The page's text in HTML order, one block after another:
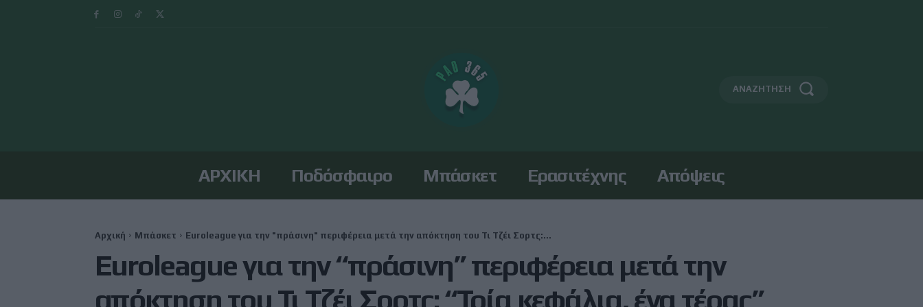
ΑΝΑΖΗΤΗΣΗ
ΑΡΧΙΚΗ Ποδόσφαιρο Μπάσκετ Ερασιτέχνης Απόψεις
Αρχική Μπάσκετ Euroleague για την "πράσινη" περιφέρεια μετά την απόκτηση του Τι Τζέι Σορτς:...
Euroleague για την “πράσινη” περιφέρεια μετά την
απόκτηση του Τι Τζέι Σορτς: “Τρία κεφάλια, ένα τέρας”